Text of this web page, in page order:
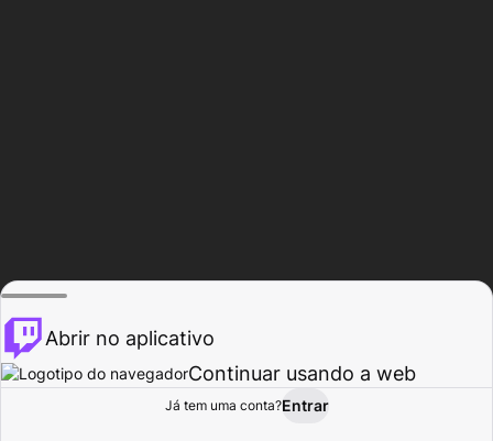
Procurar Atividade
Abrir no aplicativo
Continuar usando a web
Já tem uma conta?Entrar